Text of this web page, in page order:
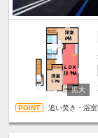
追い焚き・浴